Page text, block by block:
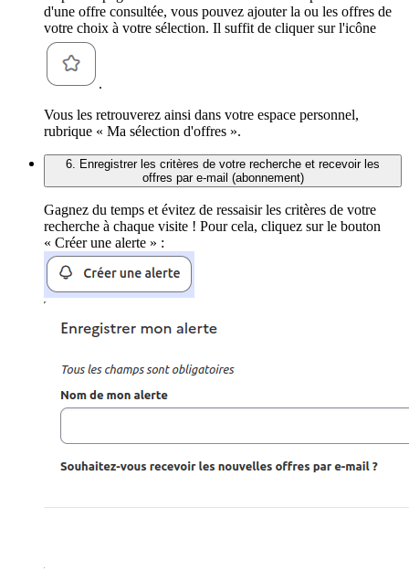
d'une offre consultée, vous pouvez ajouter la ou les offres de
votre choix à votre sélection. Il suffit de cliquer sur l'icône
.
Vous les retrouverez ainsi dans votre espace personnel,
rubrique « Ma sélection d'offres ».
6. Enregistrer les critères de votre recherche et recevoir les
offres par e-mail (abonnement)
Gagnez du temps et évitez de ressaisir les critères de votre
recherche à chaque visite ! Pour cela, cliquez sur le bouton
« Créer une alerte » :